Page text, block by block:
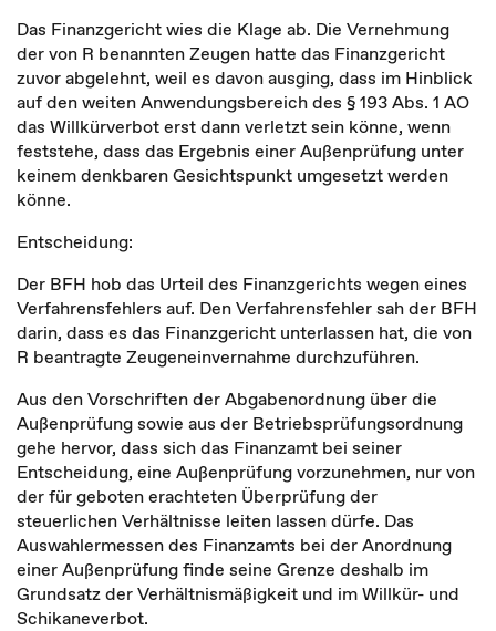
Das Finanzgericht wies die Klage ab. Die Vernehmung
der von R benannten Zeugen hatte das Finanzgericht
zuvor abgelehnt, weil es davon ausging, dass im Hinblick
auf den weiten Anwendungsbereich des § 193 Abs. 1 AO
das Willkürverbot erst dann verletzt sein könne, wenn
feststehe, dass das Ergebnis einer Außenprüfung unter
keinem denkbaren Gesichtspunkt umgesetzt werden
könne.
Entscheidung:
Der BFH hob das Urteil des Finanzgerichts wegen eines
Verfahrensfehlers auf. Den Verfahrensfehler sah der BFH
darin, dass es das Finanzgericht unterlassen hat, die von
R beantragte Zeugeneinvernahme durchzuführen.
Aus den Vorschriften der Abgabenordnung über die
Außenprüfung sowie aus der Betriebsprüfungsordnung
gehe hervor, dass sich das Finanzamt bei seiner
Entscheidung, eine Außenprüfung vorzunehmen, nur von
der für geboten erachteten Überprüfung der
steuerlichen Verhältnisse leiten lassen dürfe. Das
Auswahlermessen des Finanzamts bei der Anordnung
einer Außenprüfung finde seine Grenze deshalb im
Grundsatz der Verhältnismäßigkeit und im Willkür- und
Schikaneverbot.